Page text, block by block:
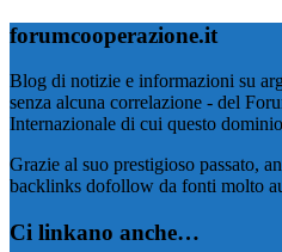
forumcooperazione.it
Blog di notizie e informazioni su
senza alcuna correlazione - del
Internazionale di cui questo
Grazie al suo prestigioso passato,
backlinks dofollow da fonti molto
Ci linkano anche…